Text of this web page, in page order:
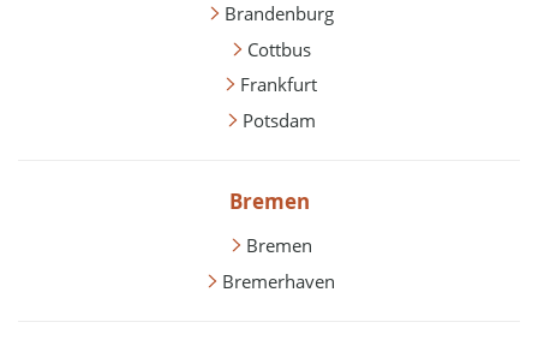
Brandenburg
Cottbus
Frankfurt
Potsdam
Bremen
Bremen
Bremerhaven